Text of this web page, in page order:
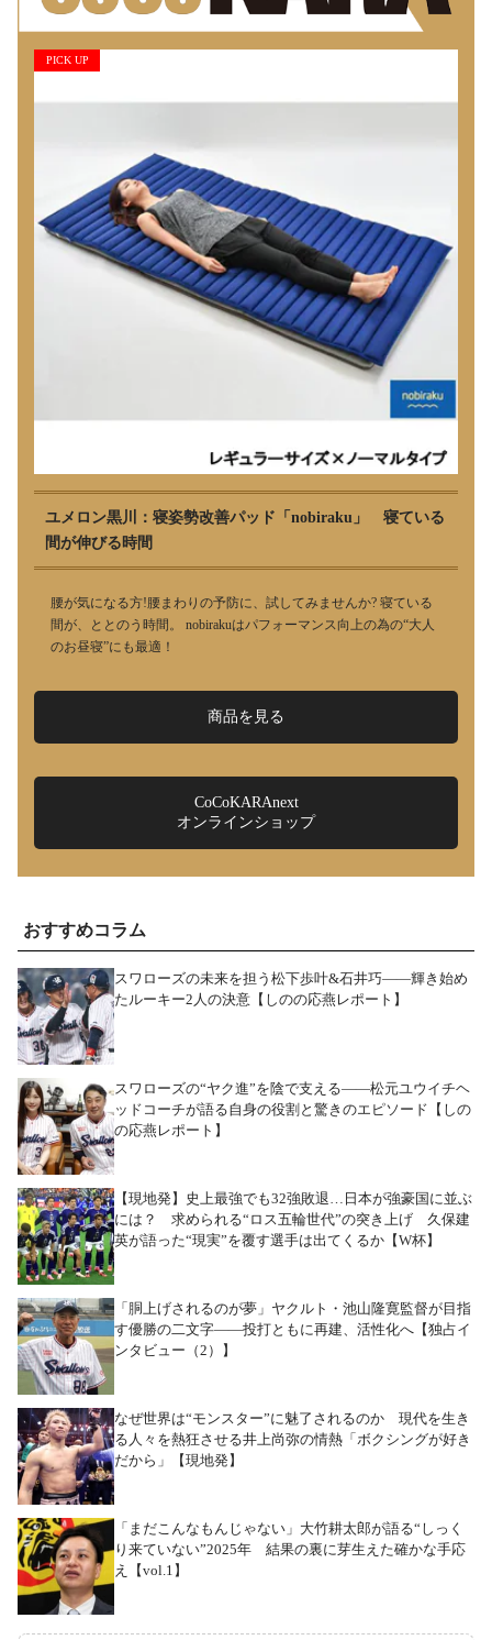
PICK UP
ユメロン黒川：寝姿勢改善パッド「nobiraku」 寝ている
間が伸びる時間
腰が気になる方!腰まわりの予防に、試してみませんか? 寝ている
間が、ととのう時間。 nobirakuはパフォーマンス向上の為の“大人
のお昼寝”にも最適！
商品を見る
CoCoKARAnext
オンラインショップ
おすすめコラム
スワローズの未来を担う松下歩叶&石井巧――輝き始め
たルーキー2人の決意【しのの応燕レポート】
スワローズの“ヤク進”を陰で支える――松元ユウイチヘ
ッドコーチが語る自身の役割と驚きのエピソード【しの
の応燕レポート】
【現地発】史上最強でも32強敗退…日本が強豪国に並ぶ
には？ 求められる“ロス五輪世代”の突き上げ 久保建
英が語った“現実”を覆す選手は出てくるか【W杯】
「胴上げされるのが夢」ヤクルト・池山隆寛監督が目指
す優勝の二文字――投打ともに再建、活性化へ【独占イ
ンタビュー（2）】
なぜ世界は“モンスター”に魅了されるのか 現代を生き
る人々を熱狂させる井上尚弥の情熱「ボクシングが好き
だから」【現地発】
「まだこんなもんじゃない」大竹耕太郎が語る“しっく
り来ていない”2025年 結果の裏に芽生えた確かな手応
え【vol.1】